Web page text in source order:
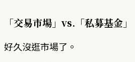
「交易市場」vs.「私募基金」
好久沒逛市場了。